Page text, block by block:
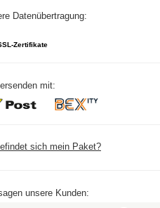
Datenübertragung:
Zertifikate
mit:
sich mein Paket?
unsere Kunden: